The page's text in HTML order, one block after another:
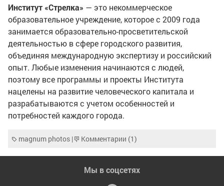
Институт «Стрелка» — это некоммерческое
образовательное учреждение, которое с 2009 года
занимается образовательно-просветительской
деятельностью в сфере городского развития,
объединяя международную экспертизу и российский
опыт. Любые изменения начинаются с людей,
поэтому все программы и проекты Института
нацелены на развитие человеческого капитала и
разрабатываются с учетом особенностей и
потребностей каждого города.
magnum photos | Комментарии (1)
Мы в соцсетях